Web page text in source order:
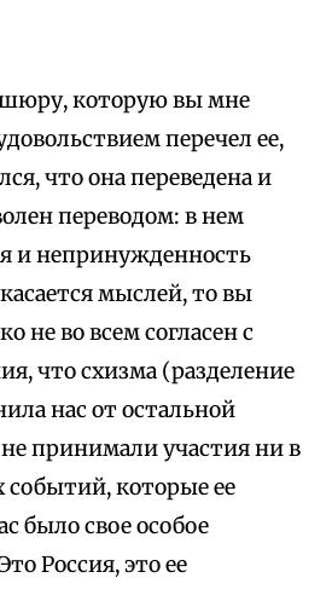
которую вы мне
перечел ее,
что она переведена и
переводом: в нем
и непринужденность
мыслей, то вы
не во всем согласен с
что схизма (разделение
нас от остальной
принимали участия ни в
событий, которые ее
было свое особое
Россия, это ее